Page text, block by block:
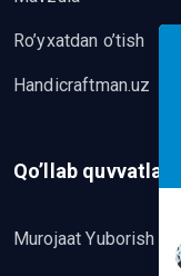
Ro’yxatdan o’tish
Handicraftman.uz
Qo’llab quvvatlash
Murojaat Yuborish